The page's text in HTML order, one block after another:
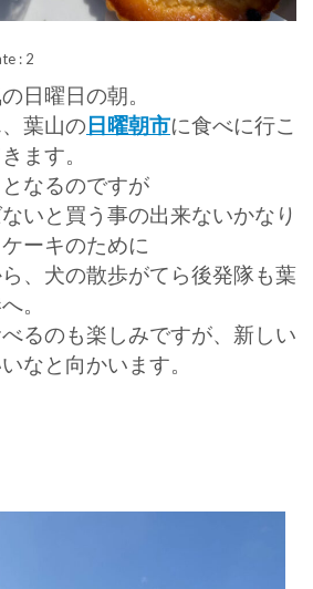
: 2
日曜日の朝。
葉山の日曜朝市に食べに行こ
ます。
なるのですが
いと買う事の出来ないかなり
ーキのために
、犬の散歩がてら後発隊も葉
。
るのも楽しみですが、新しい
なと向かいます。